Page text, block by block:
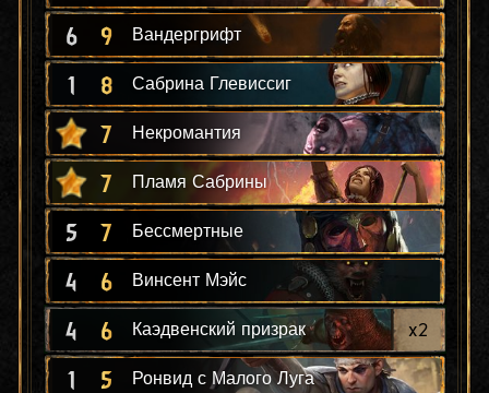
6 9 Вандергрифт
1 8 Сабрина Глевиссиг
7 Некромантия
7 Пламя Сабрины
5 7 Бессмертные
4 6 Винсент Мэйс
4 6 Каэдвенский призрак x2
1 5 Ронвид с Малого Луга